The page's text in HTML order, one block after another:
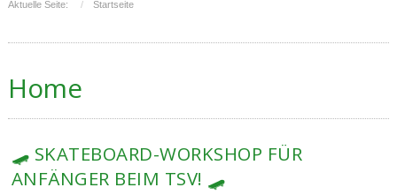
Aktuelle Seite: Startseite
Home
🛹 SKATEBOARD-WORKSHOP FÜR
ANFÄNGER BEIM TSV! 🛹